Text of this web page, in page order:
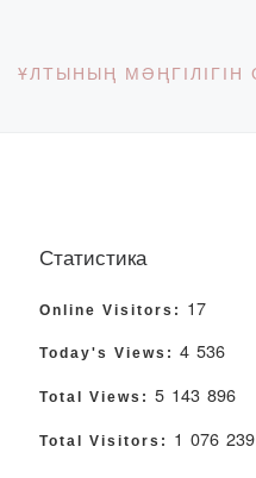
Статистика
Online Visitors: 17
Today's Views: 4 536
Total Views: 5 143 896
Total Visitors: 1 076 239